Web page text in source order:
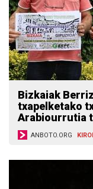
Bizkaiak
txapelketako
Arabiourrutia
ANBOTO.ORG